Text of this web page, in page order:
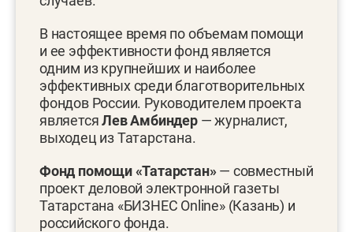
В настоящее время по объемам помощи
и ее эффективности фонд является
одним из крупнейших и наиболее
эффективных среди благотворительных
фондов России. Руководителем проекта
являетсяЛев Амбиндер— журналист,
выходец из Татарстана.
Фонд помощи «Татарстан»— совместный
проект деловой электронной газеты
Татарстана «БИЗНЕС Online» (Казань) и
российского фонда.